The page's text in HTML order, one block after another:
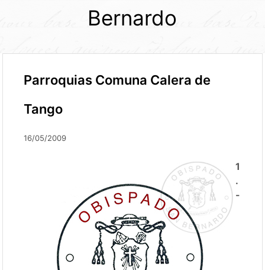
Bernardo
Parroquias Comuna Calera de
Tango
16/05/2009
1
.
-